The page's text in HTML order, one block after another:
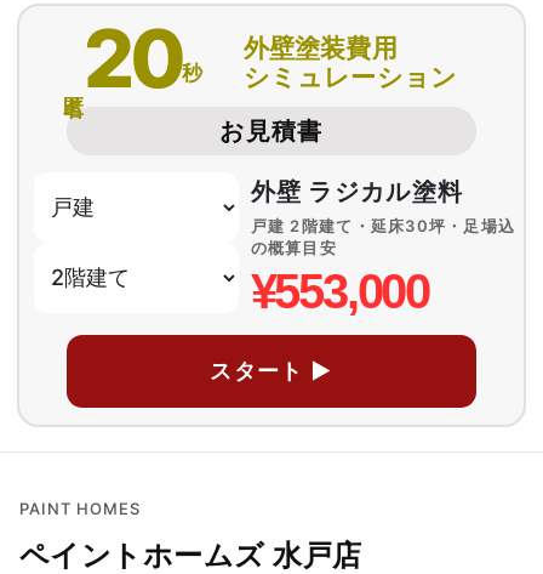
20秒
外壁塗装費用
シミュレーション
お見積書
外壁 ラジカル塗料
戸建 2階建て・延床30坪・足場込
の概算目安
¥553,000
スタート ▶
PAINT HOMES
ペイントホームズ 水戸店